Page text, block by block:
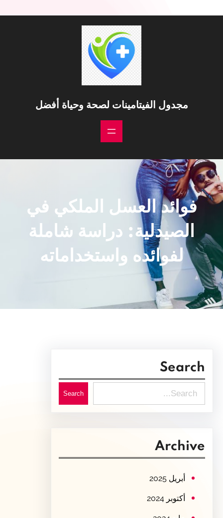
مجدول الفيتامينات لصحة وحياة أفضل
فوائد العسل الملكي في
الصيدلية: دراسة شاملة
لفوائده واستخداماته
Search
e
c
Search
Archive
أبريل 2025
أكتوبر 2024